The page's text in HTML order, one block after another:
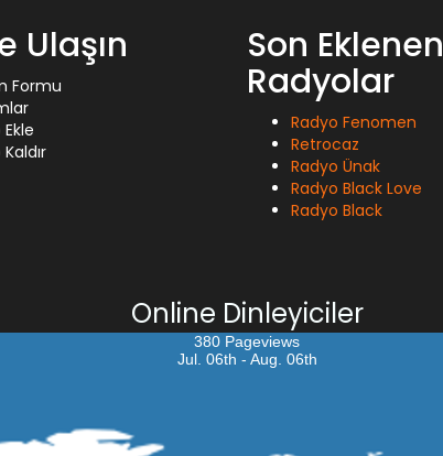
Ulaşın
Formu
Son Eklenen
Radyolar
Radyo Fenomen
Retrocaz
Radyo Ünak
Radyo Black Love
Radyo Black
Online Dinleyiciler
380 Pageviews
Jul. 06th - Aug. 06th